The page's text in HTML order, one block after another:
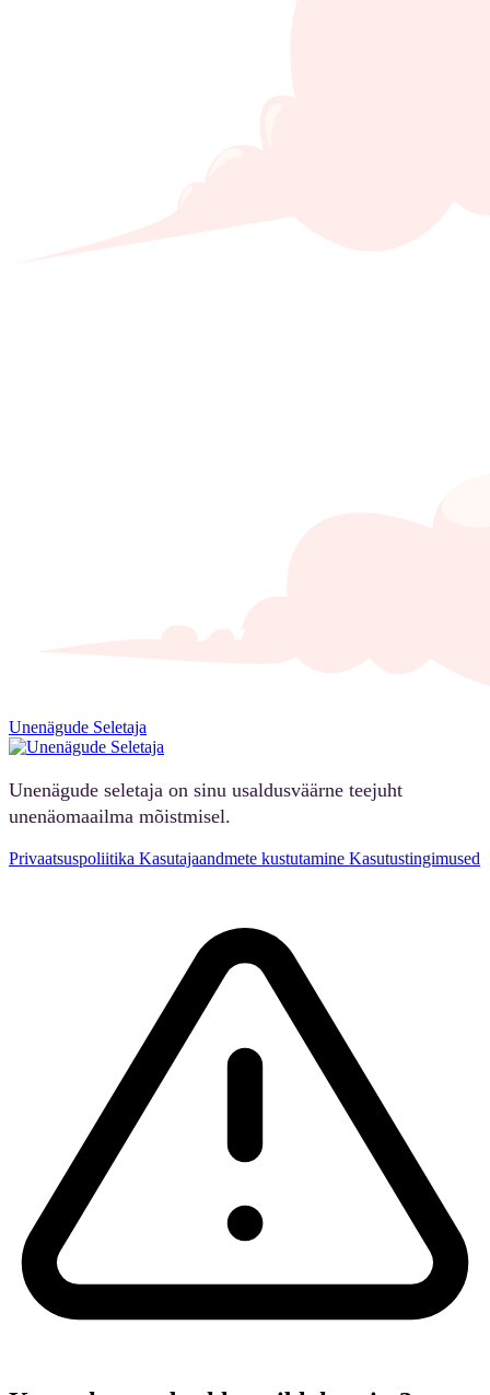
Unenägude Seletaja
Unenägude seletaja on sinu usaldusväärne teejuht
unenäomaailma mõistmisel.
Privaatsuspoliitika Kasutajaandmete kustutamine Kasutustingimused